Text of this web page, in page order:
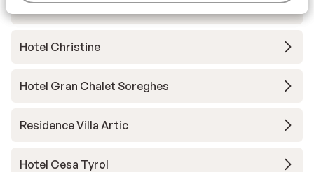
Hotel Garni Aritz
Hotel Christine
Hotel Gran Chalet Soreghes
Residence Villa Artic
Hotel Cesa Tyrol